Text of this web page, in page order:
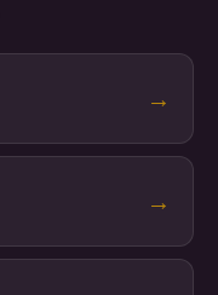
→
→